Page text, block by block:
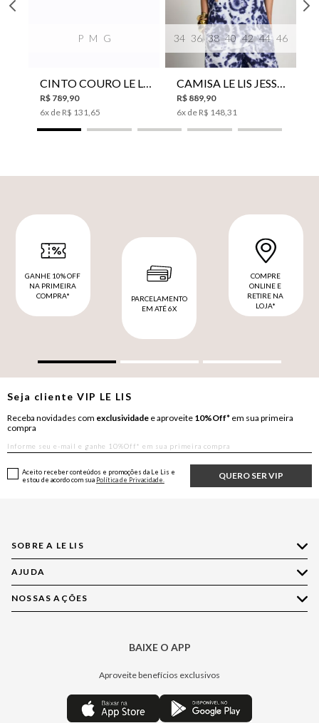
P M G
R$ 789 90
6x de R$ 131 65
34 36 38 40 42 44 46
R$ 889 90
6x de R$ 148 31
GANHE 10% OFF
NA PRIMEIRA
COMPRA*
PARCELAMENTO
EM ATÉ 6X
COMPRE
ONLINE E
RETIRE NA
LOJA*
Seja clienteVIP LE LIS
Receba novidades com exclusividade e aproveite 10%Off* em sua primeira
compra
QUERO SER VIP
Aceito receber conteúdos e promoções da Le Lis e
estou de acordo com sua Política de Privacidade.
SOBRE A LE LIS
Quem Somos
Nossas Lojas
Política de Privacidade
Central de Preferências
AJUDA
Compre pelo WhatsApp
Central de Relacionamento
Regulamentos
NOSSAS AÇÕES
BAIXE O APP
Aproveite benefícios exclusivos